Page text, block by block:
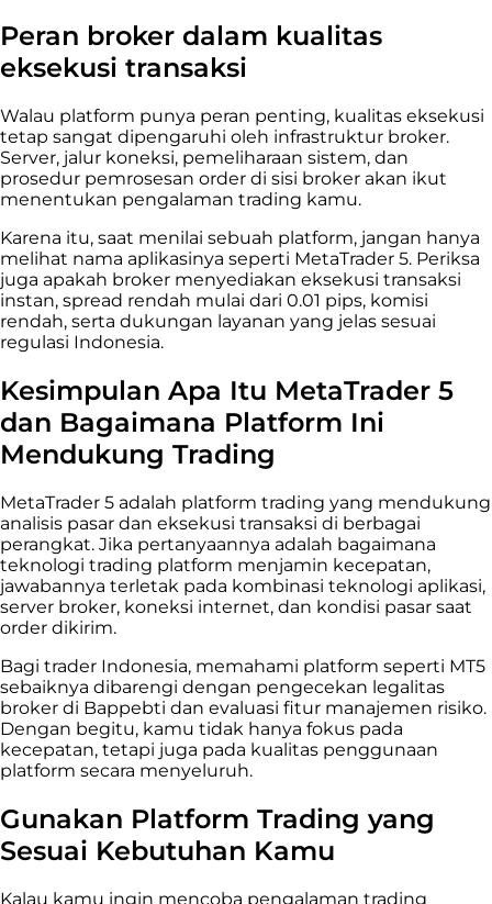
Peran broker dalam kualitas
eksekusi transaksi
Walau platform punya peran penting, kualitas eksekusi
tetap sangat dipengaruhi oleh infrastruktur broker.
Server, jalur koneksi, pemeliharaan sistem, dan
prosedur pemrosesan order di sisi broker akan ikut
menentukan pengalaman trading kamu.
Karena itu, saat menilai sebuah platform, jangan hanya
melihat nama aplikasinya seperti MetaTrader 5. Periksa
juga apakah broker menyediakan eksekusi transaksi
instan, spread rendah mulai dari 0.01 pips, komisi
rendah, serta dukungan layanan yang jelas sesuai
regulasi Indonesia.
Kesimpulan Apa Itu MetaTrader 5
dan Bagaimana Platform Ini
Mendukung Trading
MetaTrader 5 adalah platform trading yang mendukung
analisis pasar dan eksekusi transaksi di berbagai
perangkat. Jika pertanyaannya adalah bagaimana
teknologi trading platform menjamin kecepatan,
jawabannya terletak pada kombinasi teknologi aplikasi,
server broker, koneksi internet, dan kondisi pasar saat
order dikirim.
Bagi trader Indonesia, memahami platform seperti MT5
sebaiknya dibarengi dengan pengecekan legalitas
broker di Bappebti dan evaluasi fitur manajemen risiko.
Dengan begitu, kamu tidak hanya fokus pada
kecepatan, tetapi juga pada kualitas penggunaan
platform secara menyeluruh.
Gunakan Platform Trading yang
Sesuai Kebutuhan Kamu
Kalau kamu ingin mencoba pengalaman trading